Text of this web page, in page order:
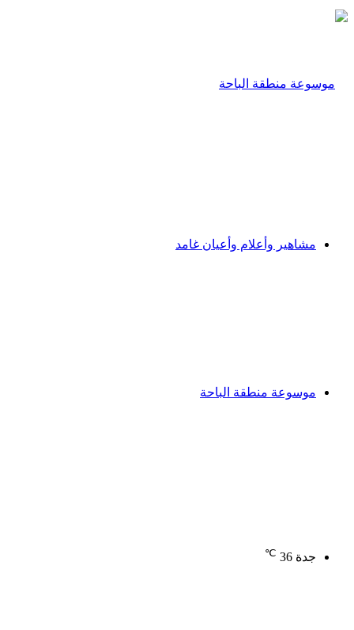
مشاهير وأعلام وأعيان غامد
موسوعة منطقة الباحة
جدة 36
℃